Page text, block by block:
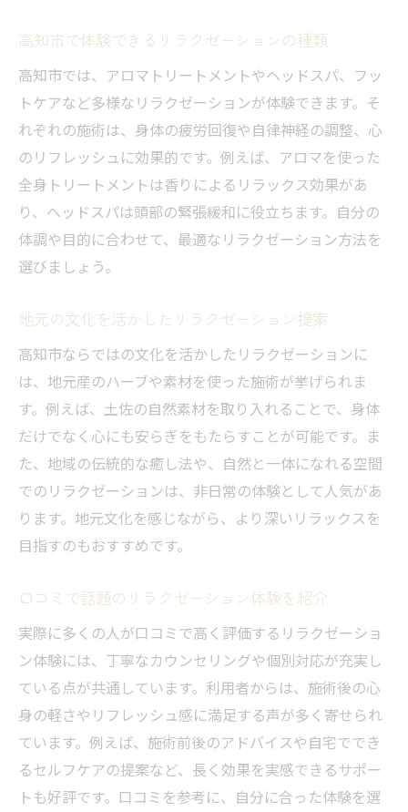
高知市で体験できるリラクゼーションの種類
高知市では、アロマトリートメントやヘッドスパ、フッ
トケアなど多様なリラクゼーションが体験できます。そ
れぞれの施術は、身体の疲労回復や自律神経の調整、心
のリフレッシュに効果的です。例えば、アロマを使った
全身トリートメントは香りによるリラックス効果があ
り、ヘッドスパは頭部の緊張緩和に役立ちます。自分の
体調や目的に合わせて、最適なリラクゼーション方法を
選びましょう。
地元の文化を活かしたリラクゼーション提案
高知市ならではの文化を活かしたリラクゼーションに
は、地元産のハーブや素材を使った施術が挙げられま
す。例えば、土佐の自然素材を取り入れることで、身体
だけでなく心にも安らぎをもたらすことが可能です。ま
た、地域の伝統的な癒し法や、自然と一体になれる空間
でのリラクゼーションは、非日常の体験として人気があ
ります。地元文化を感じながら、より深いリラックスを
目指すのもおすすめです。
口コミで話題のリラクゼーション体験を紹介
実際に多くの人が口コミで高く評価するリラクゼーショ
ン体験には、丁寧なカウンセリングや個別対応が充実し
ている点が共通しています。利用者からは、施術後の心
身の軽さやリフレッシュ感に満足する声が多く寄せられ
ています。例えば、施術前後のアドバイスや自宅ででき
るセルフケアの提案など、長く効果を実感できるサポー
トも好評です。口コミを参考に、自分に合った体験を選